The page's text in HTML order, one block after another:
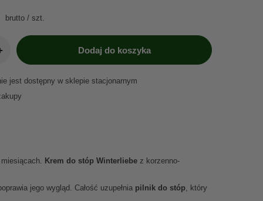
brutto / szt.
Dodaj do koszyka
jest dostępny w sklepie stacjonarnym
Krem do stóp Winterliebe z korzenno-
jego wygląd. Całość uzupełnia pilnik do stóp, który